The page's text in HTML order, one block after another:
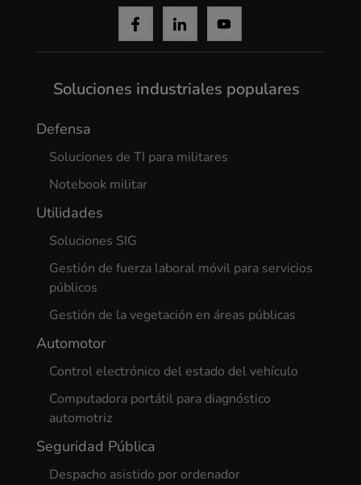
Soluciones industriales populares
Defensa
Soluciones de TI para militares
Notebook militar
Utilidades
Soluciones SIG
Gestión de fuerza laboral móvil para servicios
públicos
Gestión de la vegetación en áreas públicas
Automotor
Control electrónico del estado del vehículo
Computadora portátil para diagnóstico
automotriz
Seguridad Pública
Despacho asistido por ordenador